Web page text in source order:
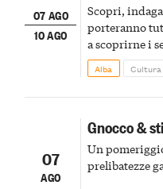
07 AGO
10 AGO
Scopri,
porteranno
a scoprirne i
Alba Cultura
07
AGO
Gnocco &
Un
prelibatezze